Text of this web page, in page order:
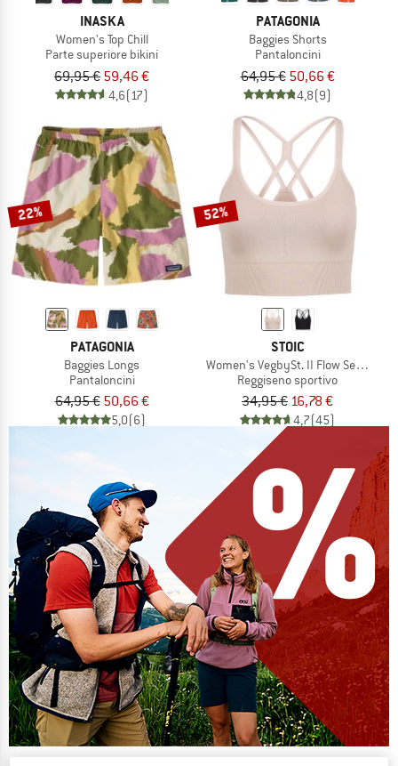
INASKA
Women's Top Chill
Parte superiore bikini
69,95 € 59,46 €
4,6(17)
PATAGONIA
Baggies Shorts
Pantaloncini
64,95 € 50,66 €
4,8(9)
22%
PATAGONIA
Baggies Longs
Pantaloncini
64,95 € 50,66 €
5,0(6)
52%
STOIC
Women's VegbySt. II Flow Seamless
Reggiseno sportivo
34,95 € 16,78 €
4,7(45)